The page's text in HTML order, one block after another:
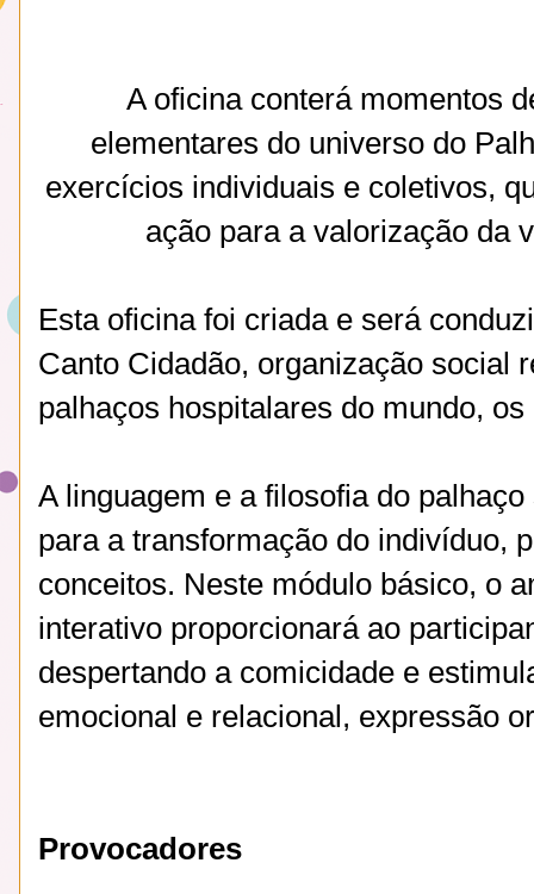
A oficina conterá momentos
elementares do universo do
exercícios individuais e coletivos,
ação para a valorização da
Esta oficina foi criada e será
Canto Cidadão, organização social
palhaços hospitalares do mundo,
A linguagem e a filosofia do
para a transformação do indivíduo,
conceitos. Neste módulo básico, o
interativo proporcionará ao
despertando a comicidade e
emocional e relacional, expressão
Provocadores